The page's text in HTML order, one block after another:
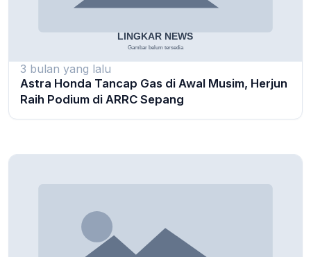
3 bulan yang lalu
Astra Honda Tancap Gas di Awal Musim, Herjun
Raih Podium di ARRC Sepang